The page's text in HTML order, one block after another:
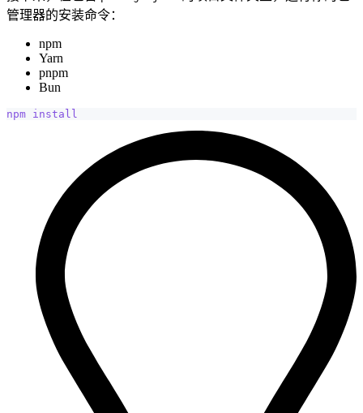
管理器的安装命令：
npm
Yarn
pnpm
Bun
npm install